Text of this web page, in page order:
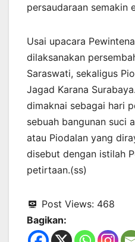
persaudaraan semakin
Usai upacara
dilaksanakan
Saraswati, sekaligus
Jagad Karana
dimaknai sebagai hari
sebuah bangunan suci
atau Piodalan yang
disebut dengan istilah
petirtaan.(ss)
Post Views: 468
Bagikan: